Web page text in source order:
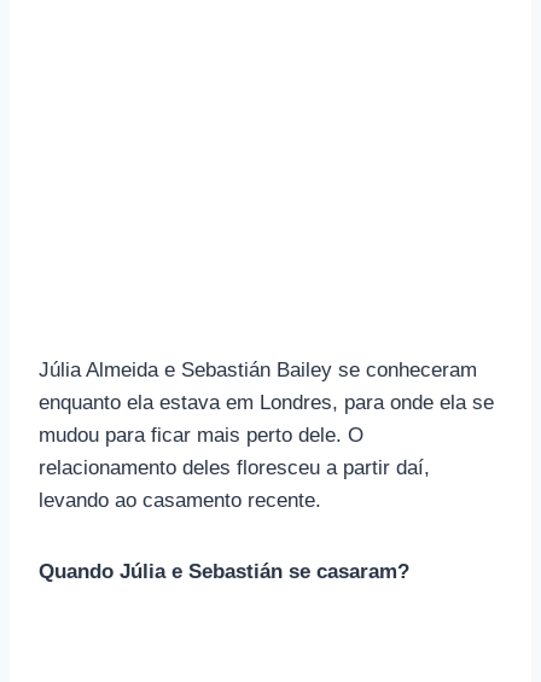
Júlia Almeida e Sebastián Bailey se conheceram
enquanto ela estava em Londres, para onde ela se
mudou para ficar mais perto dele. O
relacionamento deles floresceu a partir daí,
levando ao casamento recente.
Quando Júlia e Sebastián se casaram?